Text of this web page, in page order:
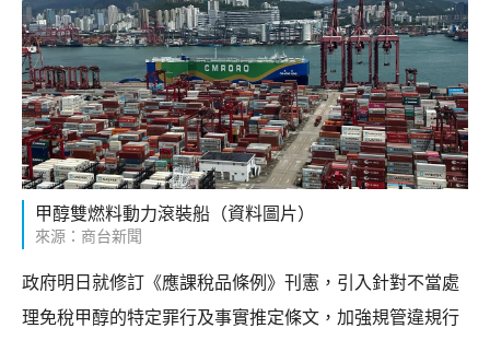
甲醇雙燃料動力滾裝船（資料圖片）
來源：商台新聞
政府明日就修訂《應課稅品條例》刊憲，引入針對不當處
理免稅甲醇的特定罪行及事實推定條文，加強規管違規行